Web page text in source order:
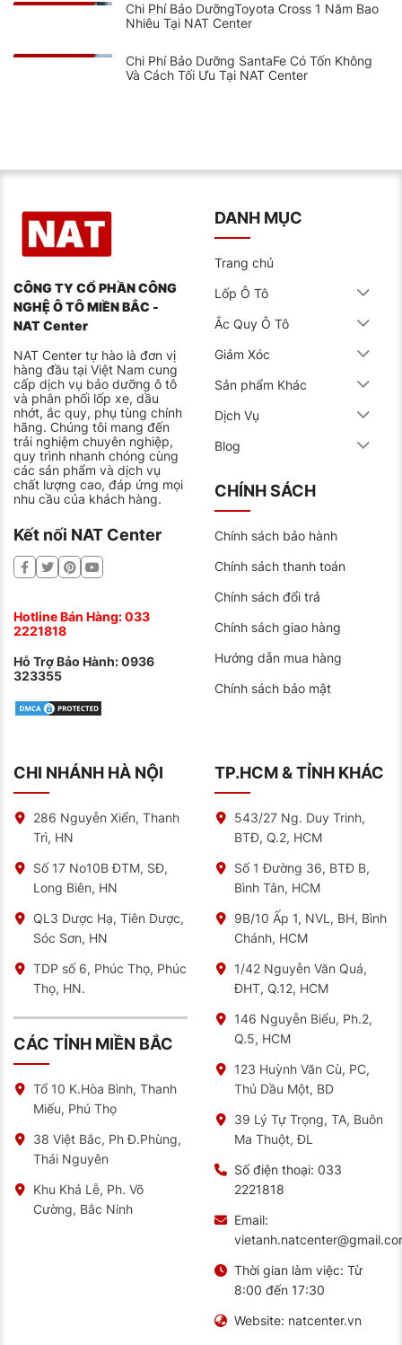
Chi Phí Bảo DưỡngToyota Cross 1 Năm Bao
Nhiêu Tại NAT Center
Chi Phí Bảo Dưỡng SantaFe Có Tốn Không
Và Cách Tối Ưu Tại NAT Center
CÔNG TY CỔ PHẦN CÔNG
NGHỆ Ô TÔ MIỀN BẮC -
NAT Center
NAT Center tự hào là đơn vị
hàng đầu tại Việt Nam cung
cấp dịch vụ bảo dưỡng ô tô
và phân phối lốp xe, dầu
nhớt, ắc quy, phụ tùng chính
hãng. Chúng tôi mang đến
trải nghiệm chuyên nghiệp,
quy trình nhanh chóng cùng
các sản phẩm và dịch vụ
chất lượng cao, đáp ứng mọi
nhu cầu của khách hàng.
Kết nối NAT Center
Hotline Bán Hàng:033
2221818
Hỗ Trợ Bảo Hành:0936
323355
DANH MỤC
Trang chủ
Lốp Ô Tô
Ắc Quy Ô Tô
Giảm Xóc
Sản phẩm Khác
Dịch Vụ
Blog
CHÍNH SÁCH
Chính sách bảo hành
Chính sách thanh toán
Chính sách đổi trả
Chính sách giao hàng
Hướng dẫn mua hàng
Chính sách bảo mật
CHI NHÁNH HÀ NỘI
286 Nguyễn Xiển, Thanh
Trì, HN
Số 17 No10B ĐTM, SĐ,
Long Biên, HN
QL3 Dược Hạ, Tiên Dược,
Sóc Sơn, HN
TDP số 6, Phúc Thọ, Phúc
Thọ, HN.
CÁC TỈNH MIỀN BẮC
Tổ 10 K.Hòa Bình, Thanh
Miếu, Phú Thọ
38 Việt Bắc, Ph Đ.Phùng,
Thái Nguyên
Khu Khả Lễ, Ph. Võ
Cường, Bắc Ninh
TP.HCM & TỈNH KHÁC
543/27 Ng. Duy Trinh,
BTĐ, Q.2, HCM
Số 1 Đường 36, BTĐ B,
Bình Tân, HCM
9B/10 Ấp 1, NVL, BH, Bình
Chánh, HCM
1/42 Nguyễn Văn Quá,
ĐHT, Q.12, HCM
146 Nguyễn Biểu, Ph.2,
Q.5, HCM
123 Huỳnh Văn Cù, PC,
Thủ Dầu Một, BD
39 Lý Tự Trọng, TA, Buôn
Ma Thuột, ĐL
Số điện thoại: 033
2221818
Email:
Thời gian làm việc: Từ
8:00 đến 17:30
Website: natcenter.vn